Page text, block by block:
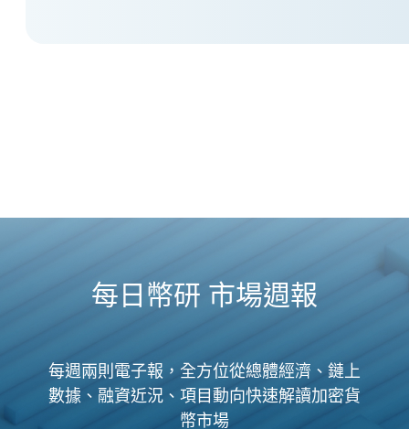
每日幣研 市場週報
每週兩則電子報，全方位從總體經濟、鏈上
數據、融資近況、項目動向快速解讀加密貨
幣市場